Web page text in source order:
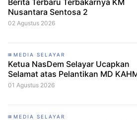
Nusantara Sentosa 2
02 Agustus 2026
MEDIA SELAYAR
Ketua NasDem Selayar Ucapkan
Selamat atas Pelantikan MD
01 Agustus 2026
MEDIA SELAYAR